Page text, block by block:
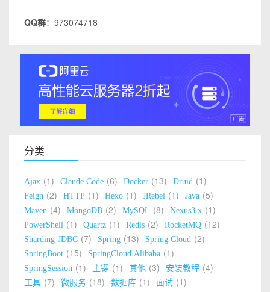
QQ群：973074718
分类
Ajax 1 Claude Code 6 Docker 13 Druid 1
Feign 2 HTTP 1 Hexo 1 JRebel 1 Java 5
Maven 4 MongoDB 2 MySQL 8 Nexus3.x 1
PowerShell 1 Quartz 1 Redis 2 RocketMQ 12
Sharding-JDBC 7 Spring 13 Spring Cloud 2
SpringBoot 15 SpringCloud Alibaba 1
SpringSession 1 主键 1 其他 3 安装教程 4
工具 7 微服务 18 数据库 1 面试 1